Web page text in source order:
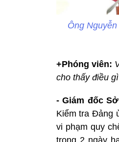
Ông
+Phóng viên:
cho thấy điều
- Giám đốc
Kiểm tra Đảng
vi phạm quy